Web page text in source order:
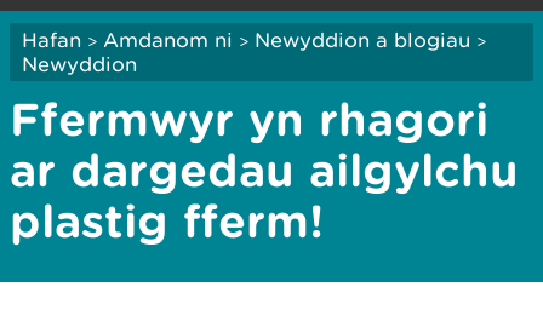
Hafan > Amdanom ni > Newyddion a blogiau >
Newyddion
Ffermwyr yn rhagori
ar dargedau ailgylchu
plastig fferm!